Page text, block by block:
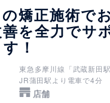
矯正施術で
を全力でサ
！
東急多摩川線「武蔵新田
JR蒲田駅より電車で4分
店舗